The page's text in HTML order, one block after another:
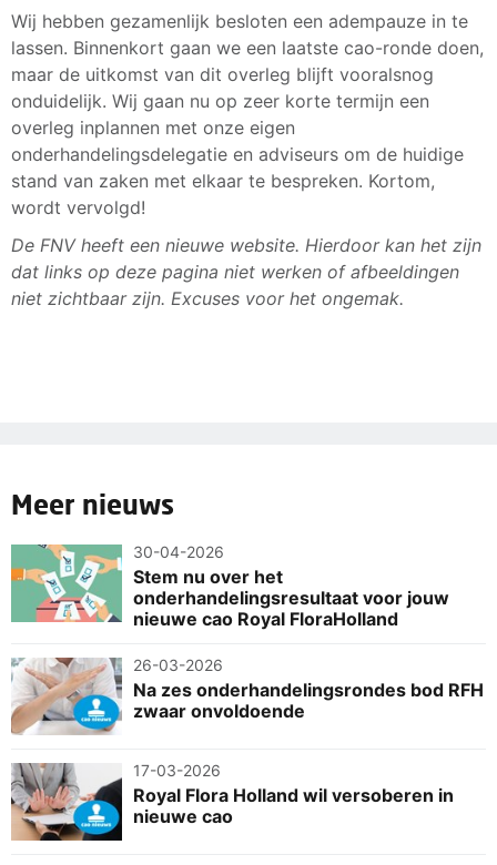
Wij hebben gezamenlijk besloten een adempauze in te
lassen. Binnenkort gaan we een laatste cao-ronde doen,
maar de uitkomst van dit overleg blijft vooralsnog
onduidelijk. Wij gaan nu op zeer korte termijn een
overleg inplannen met onze eigen
onderhandelingsdelegatie en adviseurs om de huidige
stand van zaken met elkaar te bespreken. Kortom,
wordt vervolgd!
De FNV heeft een nieuwe website. Hierdoor kan het zijn
dat links op deze pagina niet werken of afbeeldingen
niet zichtbaar zijn. Excuses voor het ongemak.
Meer nieuws
30-04-2026
Stem nu over het
onderhandelingsresultaat voor jouw
nieuwe cao Royal FloraHolland
26-03-2026
Na zes onderhandelingsrondes bod RFH
zwaar onvoldoende
17-03-2026
Royal Flora Holland wil versoberen in
nieuwe cao